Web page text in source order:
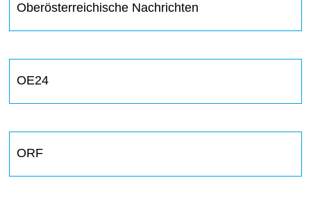
Oberösterreichische Nachrichten
OE24
ORF